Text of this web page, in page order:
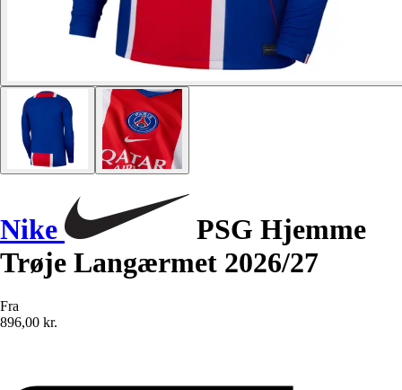
Nike
PSG Hjemme
Trøje Langærmet 2026/27
Fra
896,00 kr.